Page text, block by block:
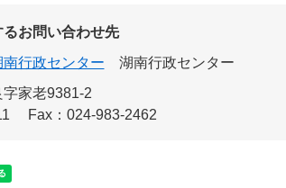
お問い合わせ先
南行政センター
湖南行政センター
家老9381-2
Fax：024-983-2462